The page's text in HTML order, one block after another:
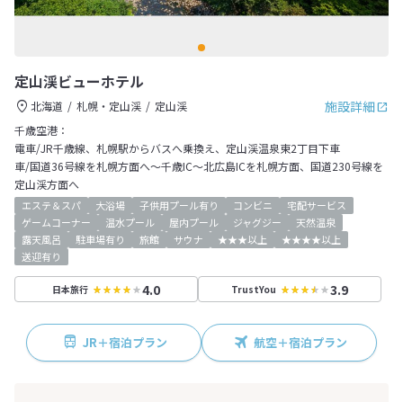
定山渓ビューホテル
施設詳細
北海道 札幌・定山渓
定山渓
千歳空港：
電車/JR千歳線、札幌駅からバスへ乗換え、定山渓温泉東2丁目下車
車/国道36号線を札幌方面へ～千歳IC～北広島ICを札幌方面、国道230号線を
定山渓方面へ
エステ＆スパ 大浴場 子供用プール有り コンビニ
宅配サービス
ゲームコーナー
温水プール 屋内プール ジャグジー
天然温泉
露天風呂
駐車場有り 旅館 サウナ ★★★以上
★★★★以上
送迎有り
日本旅行 4.0 TrustYou 3.9
JR＋宿泊プラン 航空＋宿泊プラン